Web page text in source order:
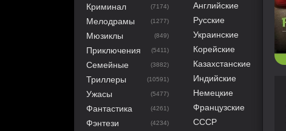
Криминал (7174)
Мелодрамы (1277)
Мюзиклы (849)
Приключения (5411)
Семейные (3882)
Триллеры (10591)
Ужасы (5477)
Фантастика (4261)
Фэнтези (4234)
Английские
Русские
Украинские
Корейские
Казахстанские
Индийские
Немецкие
Французские
СССР